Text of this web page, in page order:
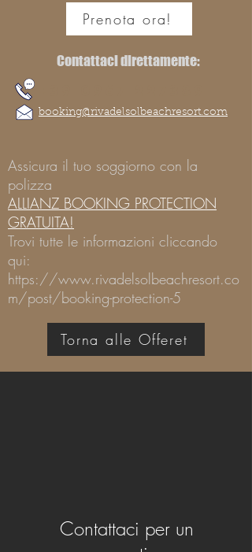
Prenota ora!
Contattaci direttamente:
booking@rivadelsolbeachresort.com
Assicura il tuo soggiorno con la
polizza
ALLIANZ BOOKING PROTECTION
GRATUITA!
Trovi tutte le informazioni cliccando
qui:
https://www.rivadelsolbeachresort.co
m/post/booking-protection-5
Torna alle Offeret
Contattaci per un